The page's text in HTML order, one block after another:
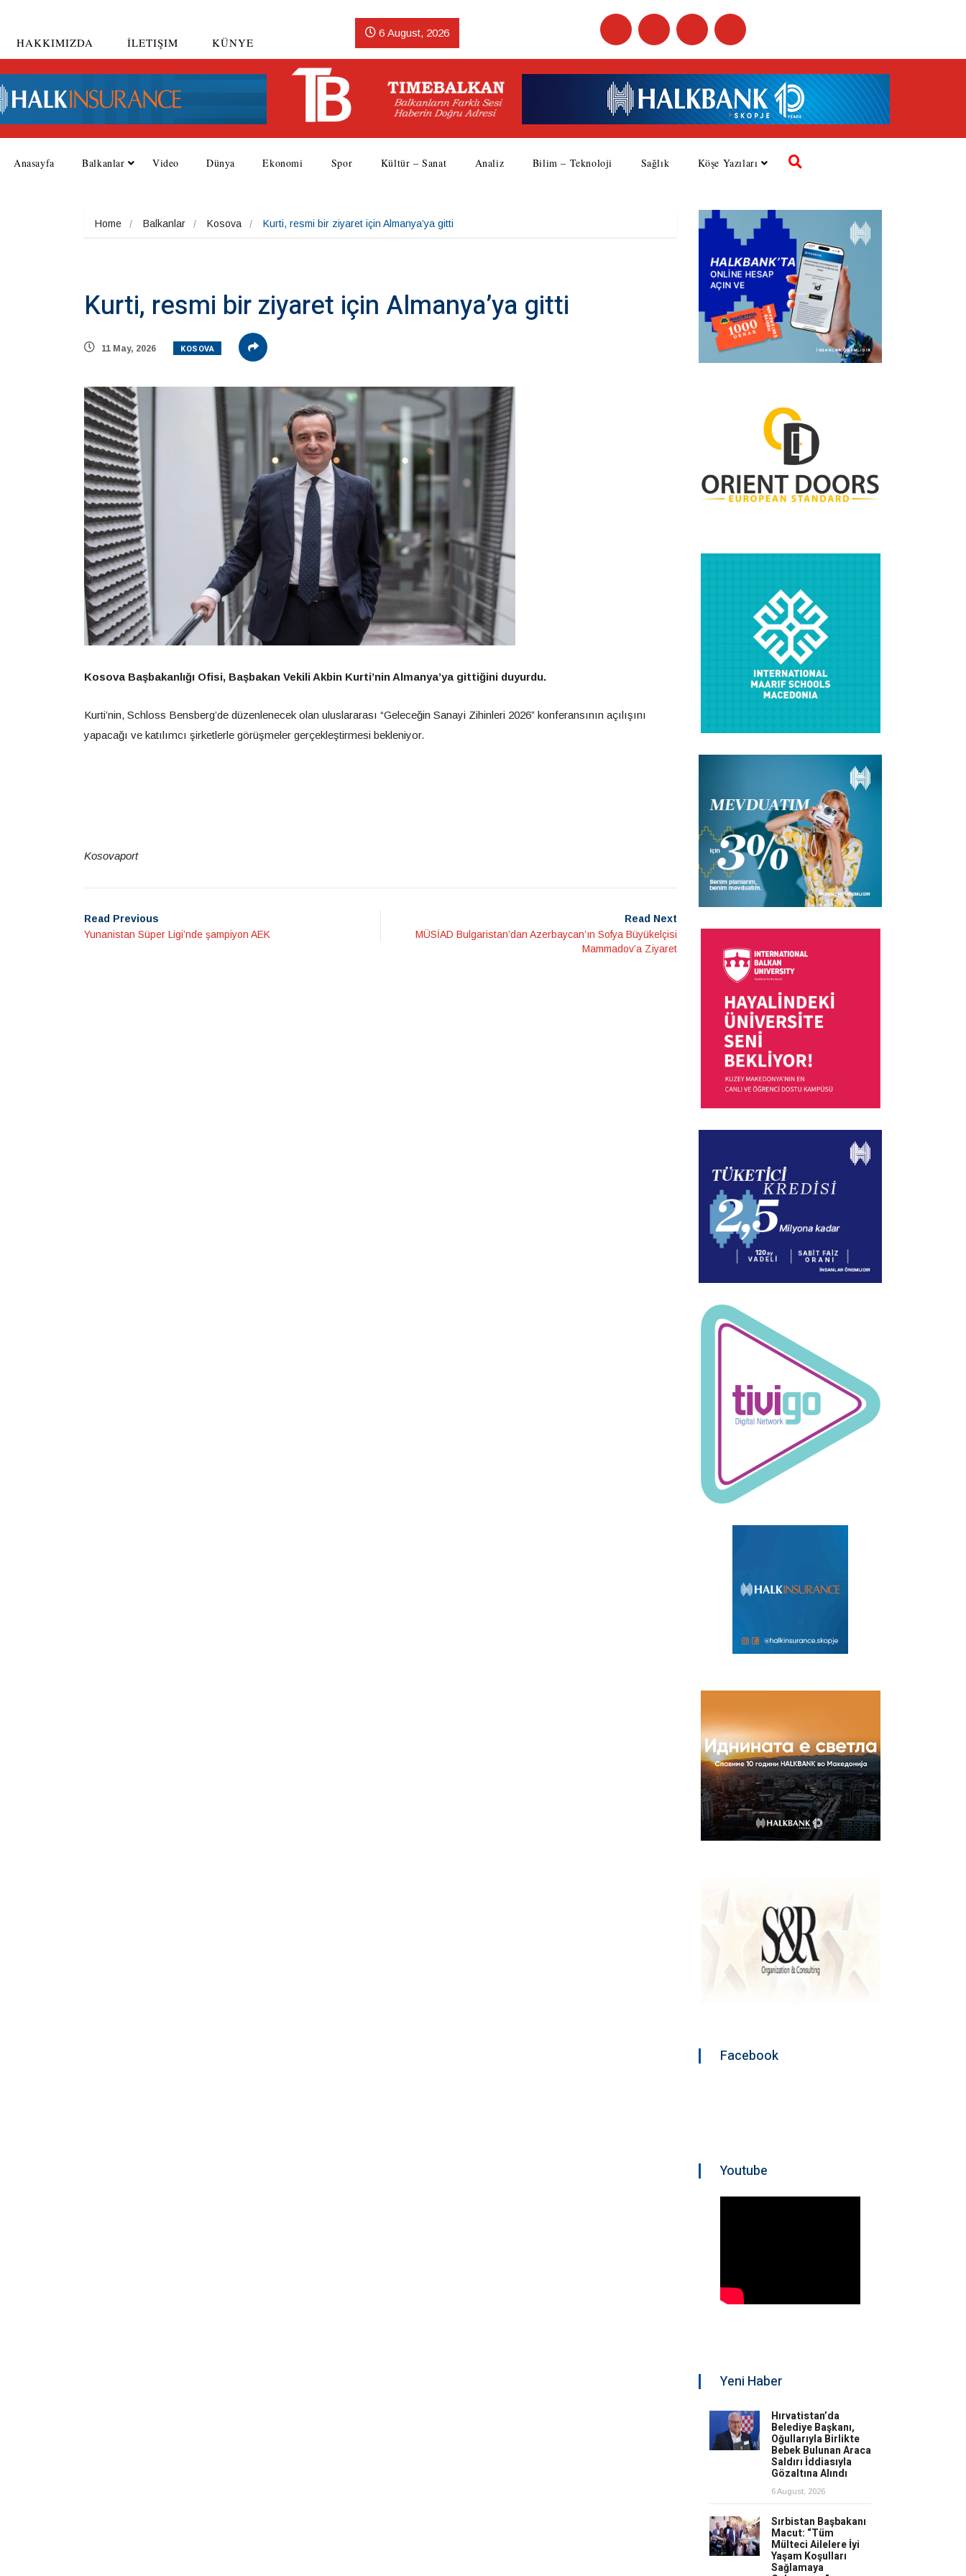
HAKKIMIZDA İLETIŞIM KÜNYE
6 August, 2026
Anasayfa Balkanlar Video Dünya Ekonomi Spor Kültür – Sanat Analiz Bilim – Teknoloji Sağlık Köşe Yazıları
Home Balkanlar Kosova Kurti, resmi bir ziyaret için Almanya’ya gitti
Kurti, resmi bir ziyaret için Almanya’ya gitti
11 May, 2026 KOSOVA
Kosova Başbakanlığı Ofisi, Başbakan Vekili Akbin Kurti’nin Almanya’ya gittiğini duyurdu.
Kurti’nin, Schloss Bensberg’de düzenlenecek olan uluslararası “Geleceğin Sanayi Zihinleri 2026” konferansının açılışını
yapacağı ve katılımcı şirketlerle görüşmeler gerçekleştirmesi bekleniyor.
Kosovaport
Read Previous
Yunanistan Süper Ligi’nde şampiyon AEK
Read Next
MÜSİAD Bulgaristan’dan Azerbaycan’ın Sofya Büyükelçisi
Mammadov’a Ziyaret
Facebook
Youtube
Yeni Haber
Hırvatistan’da
Belediye Başkanı,
Oğullarıyla Birlikte
Bebek Bulunan Araca
Saldırı İddiasıyla
Gözaltına Alındı
6 August, 2026
Sırbistan Başbakanı
Macut: “Tüm
Mülteci Ailelere İyi
Yaşam Koşulları
Sağlamaya